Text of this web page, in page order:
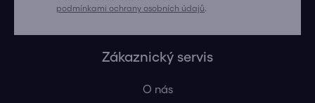
podmínkami ochrany osobních údajů
Zákaznický servis
O nás